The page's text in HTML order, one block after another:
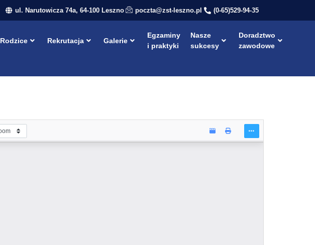
ul. Narutowicza 74a, 64-100 Leszno poczta@zst-leszno.pl (0-65)529-94-35
Rodzice Rekrutacja Galerie
Egzaminy
i praktyki
Nasze
sukcesy
Doradztwo
zawodowe